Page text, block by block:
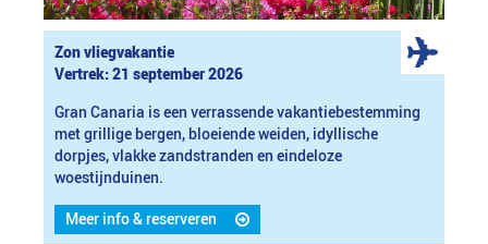
Zon vliegvakantie
Vertrek: 21 september 2026
Gran Canaria is een verrassende vakantiebestemming
met grillige bergen, bloeiende weiden, idyllische
dorpjes, vlakke zandstranden en eindeloze
woestijnduinen.
Meer info & reserveren